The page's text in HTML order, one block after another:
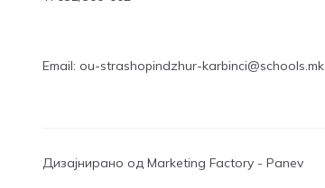
Email: ou-strashopindzhur-karbinci@schools.mk
Дизајнирано од Marketing Factory - Panev